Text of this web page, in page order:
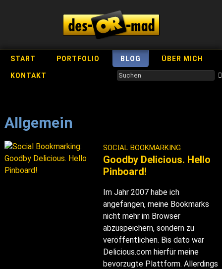
START PORTFOLIO BLOG ÜBER MICH
KONTAKT
Allgemein
SOCIAL BOOKMARKING
Goodby Delicious. Hello
Pinboard!
Im Jahr 2007 habe ich
angefangen, meine Bookmarks
nicht mehr im Browser
abzuspeichern, sondern zu
veröffentlichen. Bis dato war
Delicious.com hierfür meine
bevorzugte Plattform. Allerdings